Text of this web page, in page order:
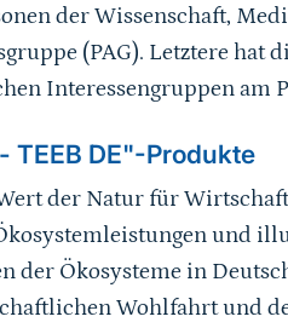
der Wissenschaft,
(PAG). Letztere hat
Interessengruppen am
TEEB DE"-Produkte
der Natur für
und
der Ökosysteme in
Wohlfahrt und